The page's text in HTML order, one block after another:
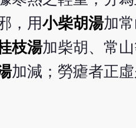
，用小柴胡湯加
枝湯加柴胡、常
加減；勞瘧者正